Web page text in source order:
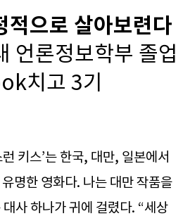
적으로 살아보련다
언론정보학부 졸업
치고 3기
키스’는 한국, 대만, 일본에서
명한 영화다. 나는 대만 작품을
사 하나가 귀에 걸렸다. “세상